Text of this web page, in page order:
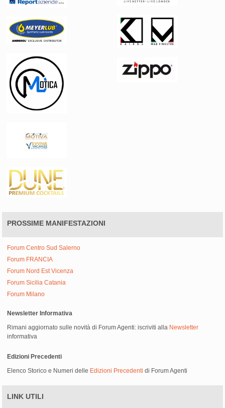
PROSSIME MANIFESTAZIONI
Forum Centro Sud Salerno
Forum FRANCIA
Forum Nord Est Vicenza
Forum Sicilia Catania
Forum Milano
Newsletter Informativa
Rimani aggiornato sulle novità di Forum Agenti: iscriviti alla Newsletter
informativa
Edizioni Precedenti
Elenco Storico e Numeri delle Edizioni Precedenti di Forum Agenti
LINK UTILI